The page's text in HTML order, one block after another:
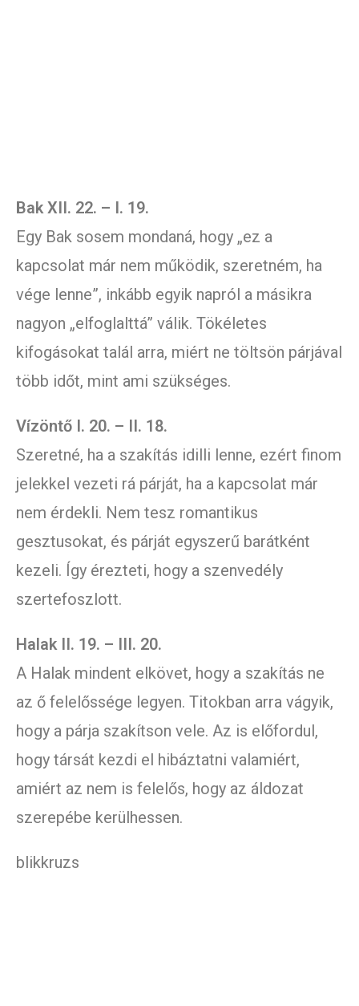
Bak XII. 22. – I. 19.
Egy Bak sosem mondaná, hogy „ez a
kapcsolat már nem működik, szeretném, ha
vége lenne”, inkább egyik napról a másikra
nagyon „elfoglalttá” válik. Tökéletes
kifogásokat talál arra, miért ne töltsön párjával
több időt, mint ami szükséges.
Vízöntő I. 20. – II. 18.
Szeretné, ha a szakítás idilli lenne, ezért finom
jelekkel vezeti rá párját, ha a kapcsolat már
nem érdekli. Nem tesz romantikus
gesztusokat, és párját egyszerű barátként
kezeli. Így érezteti, hogy a szenvedély
szertefoszlott.
Halak II. 19. – III. 20.
A Halak mindent elkövet, hogy a szakítás ne
az ő felelőssége legyen. Titokban arra vágyik,
hogy a párja szakítson vele. Az is előfordul,
hogy társát kezdi el hibáztatni valamiért,
amiért az nem is felelős, hogy az áldozat
szerepébe kerülhessen.
blikkruzs